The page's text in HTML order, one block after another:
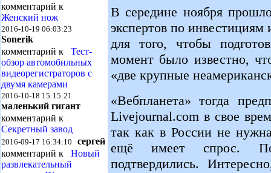
комментарий к
Женский нож
2016-10-19 06:03:23
Sonerik
комментарий к Тест-
обзор автомобильных
видеорегистраторов с
двумя камерами
2016-10-18 15:15:21
маленький гигант
комментарий к
Секретный завод
2016-09-17 16:34:10 сергей
комментарий к Новый
развлекательный
В середине ноября
экспертов по
для того, чтобы
момент было известно,
«две крупные
«Вебпланета» тогда
Livejournal.com в свое
так как в России не
ещё имеет спрос.
подтвердились.